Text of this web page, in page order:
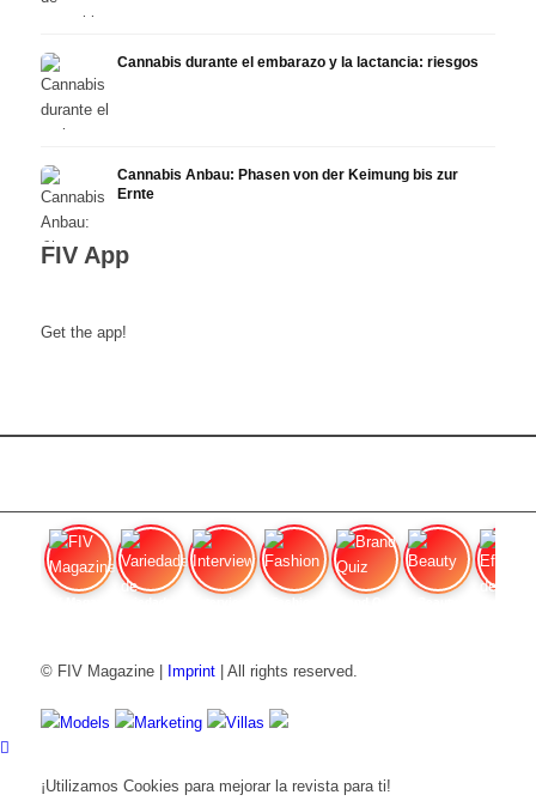
Cannabis durante el embarazo y la lactancia: riesgos
Cannabis Anbau: Phasen von der Keimung bis zur
Ernte
FIV App
Get the app!
© FIV Magazine | Imprint| All rights reserved.
Models Marketing Villas
¡Utilizamos Cookies para mejorar la revista para ti!